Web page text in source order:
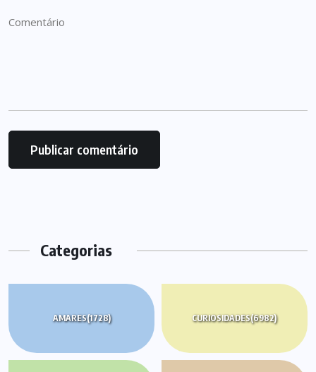
Categorias
AMARES(1728) CURIOSIDADES(6982)